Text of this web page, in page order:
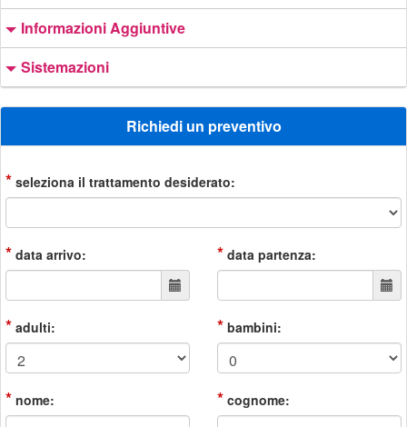
Informazioni Aggiuntive
Sistemazioni
Richiedi un preventivo
* seleziona il trattamento desiderato:
* data arrivo: * data partenza:
* adulti: * bambini:
* nome: * cognome: